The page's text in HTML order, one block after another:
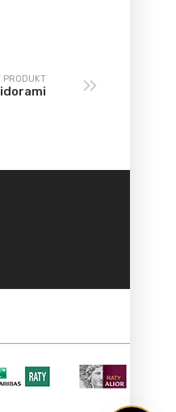
PRODUKT